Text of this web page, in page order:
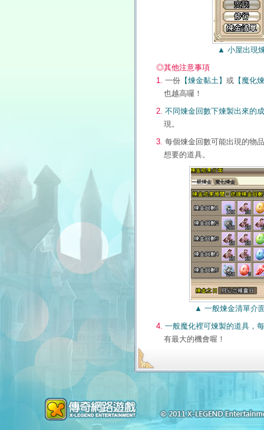
▲ 小屋出現煉金爐
◎其他注意事項
1. 一份 【煉金黏土】 或 【魔化
也越高囉！
2. 不同煉金回數下煉製出來的
現。
3. 每個煉金回數可能出現的物
想要的道具。
▲ 一般煉金清單介面
4. 一般魔化裡可煉製的道具，
有最大的機會喔！